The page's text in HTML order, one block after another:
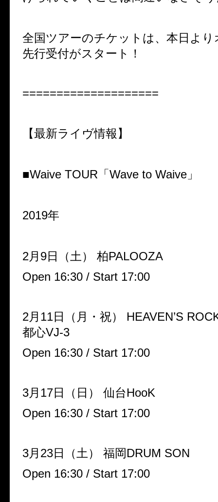
全国ツアーのチケットは、本日よ
先行受付がスタート！
====================
【最新ライヴ情報】
■Waive TOUR 「Wave to Waive」
2019年
2月9日（土） 柏PALOOZA
Open 16:30 / Start 17:00
2月11日（月・祝） HEAVEN’S
都心VJ-3
Open 16:30 / Start 17:00
3月17日（日） 仙台HooK
Open 16:30 / Start 17:00
3月23日（土） 福岡DRUM SON
Open 16:30 / Start 17:00